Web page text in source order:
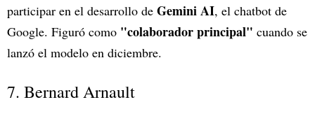
participar en el desarrollo de Gemini AI, el chatbot de
Google. Figuró como "colaborador principal" cuando se
lanzó el modelo en diciembre.
7. Bernard Arnault